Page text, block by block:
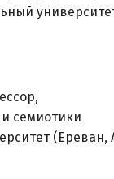
семиотики
(Ереван,